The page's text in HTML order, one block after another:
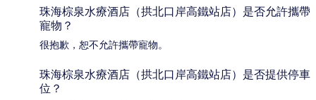
珠海棕泉水療酒店（拱北口岸高鐵站店）是否允許攜帶
寵物？
很抱歉，恕不允許攜帶寵物。
珠海棕泉水療酒店（拱北口岸高鐵站店）是否提供停車
位？